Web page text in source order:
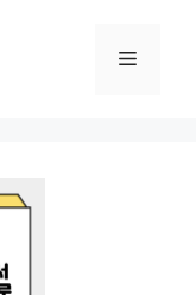
메